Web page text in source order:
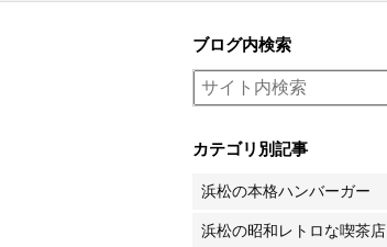
ブログ内検索
カテゴリ別記事
浜松の本格ハンバーガー
浜松の昭和レトロな喫茶店